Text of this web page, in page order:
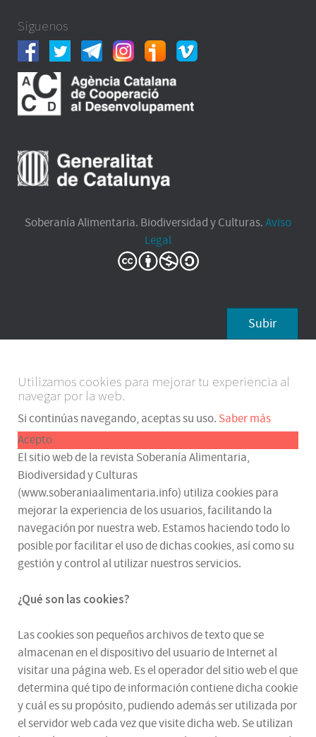
Síguenos
Soberanía Alimentaria. Biodiversidad y Culturas.Aviso
Legal
Subir
Utilizamos cookies para mejorar tu experiencia al
navegar por la web.
Si continúas navegando, aceptas su uso. Saber más
Acepto
El sitio web de la revista Soberanía Alimentaria,
Biodiversidad y Culturas
(www.soberaniaalimentaria.info) utiliza cookies para
mejorar la experiencia de los usuarios, facilitando la
navegación por nuestra web. Estamos haciendo todo lo
posible por facilitar el uso de dichas cookies, así como su
gestión y control al utilizar nuestros servicios.
¿Qué son las cookies?
Las cookies son pequeños archivos de texto que se
almacenan en el dispositivo del usuario de Internet al
visitar una página web. Es el operador del sitio web el que
determina qué tipo de información contiene dicha cookie
y cuál es su propósito, pudiendo además ser utilizada por
el servidor web cada vez que visite dicha web. Se utilizan